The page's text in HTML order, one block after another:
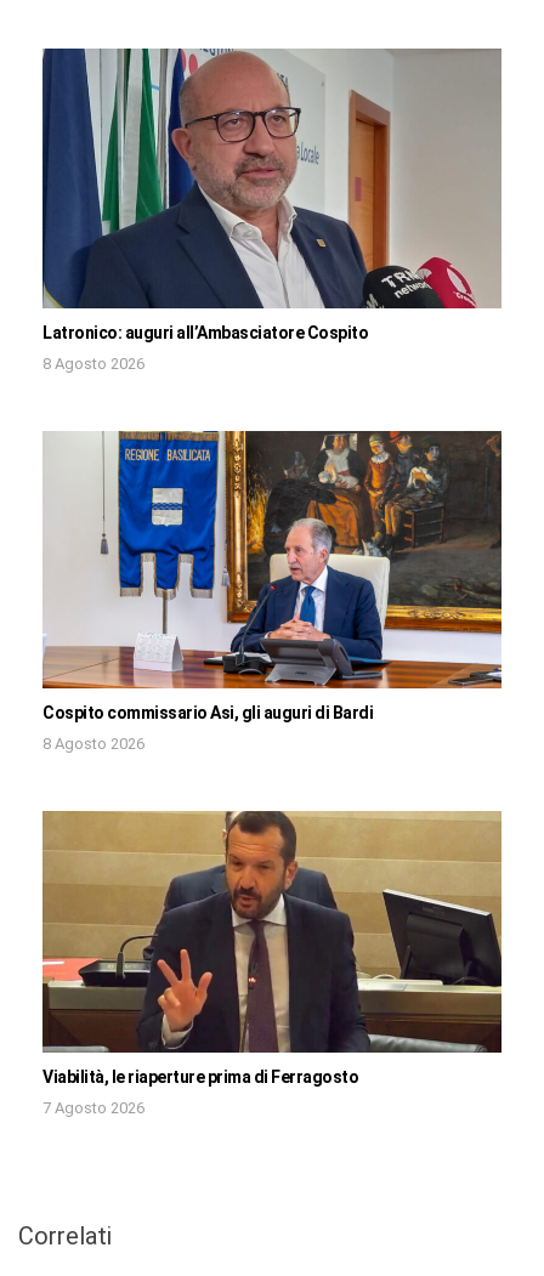
Latronico: auguri all’Ambasciatore Cospito
8 Agosto 2026
Cospito commissario Asi, gli auguri di Bardi
8 Agosto 2026
Viabilità, le riaperture prima di Ferragosto
7 Agosto 2026
Correlati